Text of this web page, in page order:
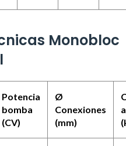
Monobloc
Potencia
bomba
(CV)
Ø
Conexiones
(mm)